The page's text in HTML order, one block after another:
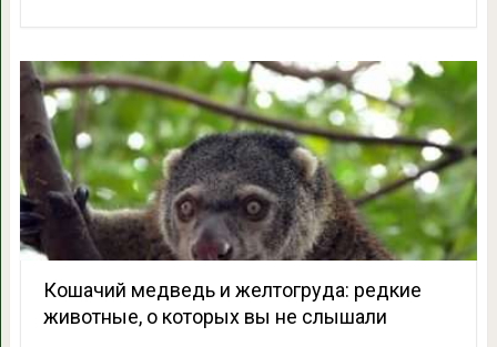
Кошачий медведь и желтогруда: редкие
животные, о которых вы не слышали